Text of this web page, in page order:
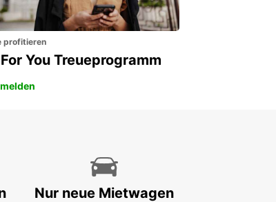
profitieren
You Treueprogramm
Nur neue Mietwagen